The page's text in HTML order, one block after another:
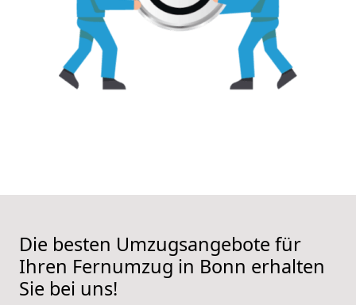
Die besten Umzugsangebote für
Ihren Fernumzug in Bonn erhalten
Sie bei uns!